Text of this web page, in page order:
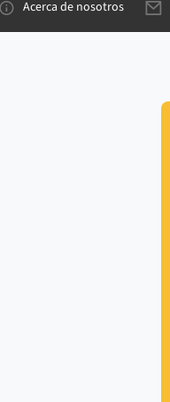
Acerca de nosotros